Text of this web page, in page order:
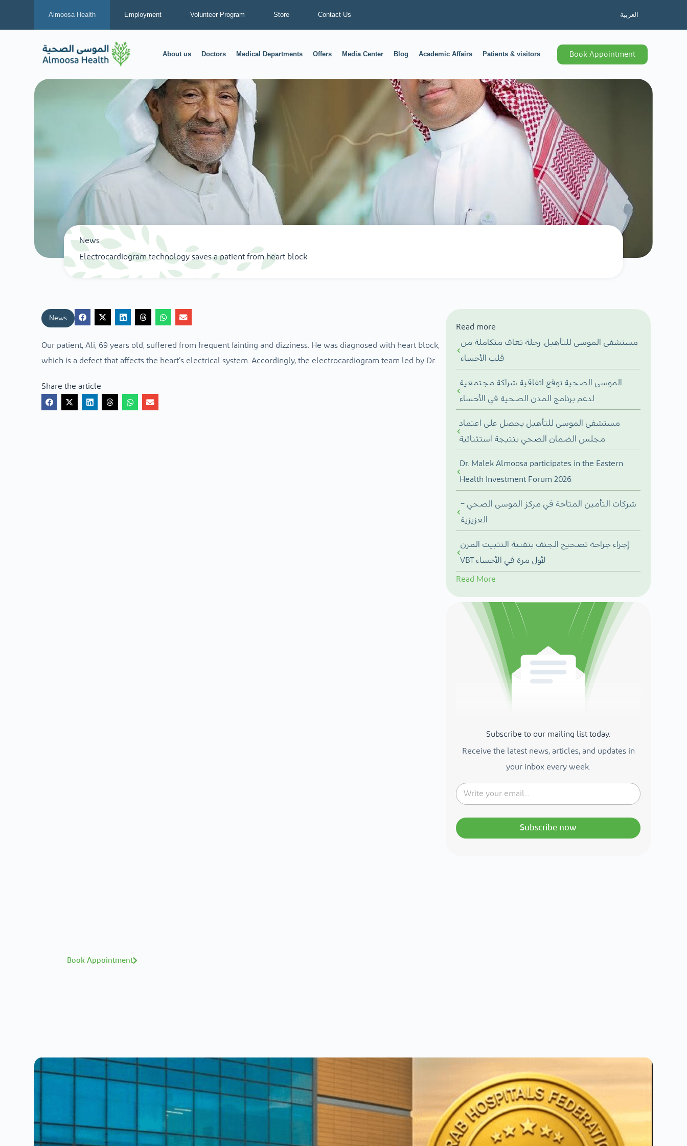
Almoosa Health Employment Volunteer Program Store Contact Us العربية
About us Doctors Medical Departments Offers Media Center Blog Academic Affairs Patients & visitors Book Appointment
News
Electrocardiogram technology saves a patient from heart block
News
Our patient, Ali, 69 years old, suffered from frequent fainting and dizziness. He was diagnosed with heart block,
which is a defect that affects the heart’s electrical system. Accordingly, the electrocardiogram team led by Dr.
Share the article
Read more
مستشفى الموسى للتأهيل: رحلة تعاف متكاملة من
قلب الأحساء
الموسى الصحية توقع اتفاقية شراكة مجتمعية
لدعم برنامج المدن الصحية في الأحساء
مستشفى الموسى للتأهيل يحصل على اعتماد
مجلس الضمان الصحي بنتيجة استثنائية
Dr. Malek Almoosa participates in the Eastern
Health Investment Forum 2026
شركات التأمين المتاحة في مركز الموسى الصحي –
العزيزية
إجراء جراحة تصحيح الجنف بتقنية التثبيت المرن
VBT لأول مرة في الأحساء
Read More
Subscribe to our mailing list today.
Receive the latest news, articles, and updates in
your inbox every week.
Subscribe now
Book Appointment